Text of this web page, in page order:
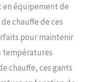
gants sont
avec 2 types
pour moto qui peut
à une batterie de
un chauffage
en équipement de
chauffe de ces
pour maintenir
températures
chauffe, ces gants